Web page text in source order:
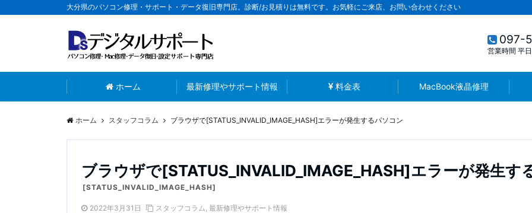
大分県のパソコン修理・サポート・データ復旧専門店。診断/お見積りは無料です。お気軽にご来店、お問い合わせください
097-
営業時間 平
ホーム 最新修理やサポート情報 料金表 MacBook液晶修理
ホーム スタッフコラム ブラウザで[STATUS_INVALID_IMAGE_HASH]エラーが発生するパソコン
ブラウザで[STATUS_INVALID_IMAGE_HASH]エラーが発生す
[STATUS_INVALID_IMAGE_HASH]
2022年3月31日 スタッフコラム, 最新修理やサポート情報